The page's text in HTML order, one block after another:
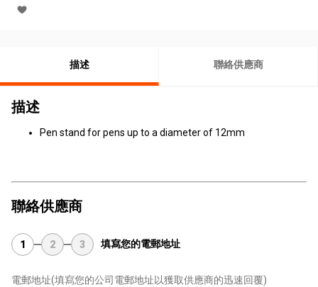
描述 聯絡供應商
描述
Pen stand for pens up to a diameter of 12mm
聯絡供應商
1 2 3 填寫您的電郵地址
電郵地址(填寫您的公司電郵地址以獲取供應商的迅速回覆)